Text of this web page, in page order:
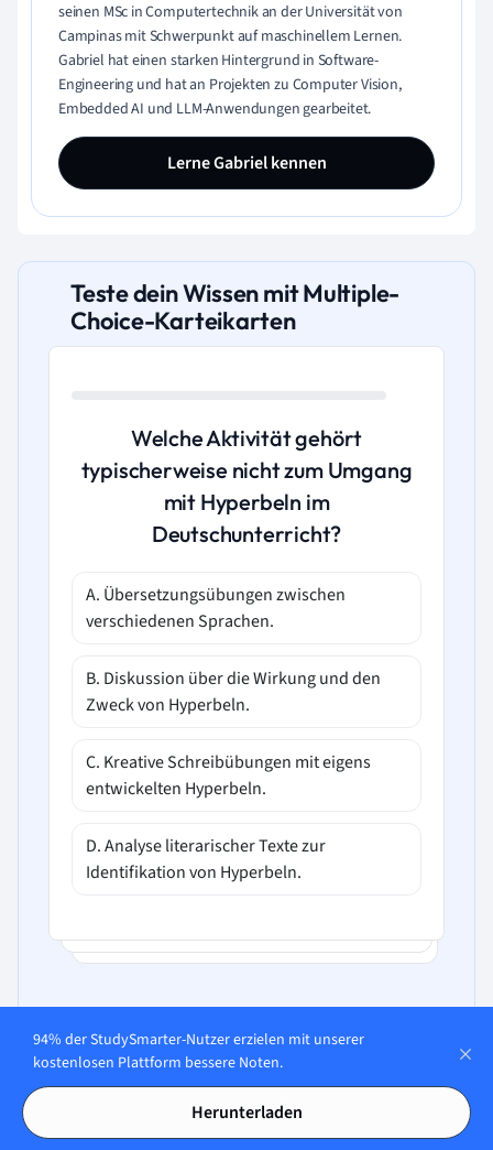
seinen MSc in Computertechnik an der Universität von
Campinas mit Schwerpunkt auf maschinellem Lernen.
Gabriel hat einen starken Hintergrund in Software-
Engineering und hat an Projekten zu Computer Vision,
Embedded AI und LLM-Anwendungen gearbeitet.
Lerne Gabriel kennen
Teste dein Wissen mit Multiple-
Choice-Karteikarten
Welche Aktivität gehört
typischerweise nicht zum Umgang
mit Hyperbeln im
Deutschunterricht?
A. Übersetzungsübungen zwischen
verschiedenen Sprachen.
B. Diskussion über die Wirkung und den
Zweck von Hyperbeln.
C. Kreative Schreibübungen mit eigens
entwickelten Hyperbeln.
D. Analyse literarischer Texte zur
Identifikation von Hyperbeln.
In unserer App öffnen
94% der StudySmarter-Nutzer erzielen mit unserer
kostenlosen Plattform bessere Noten.
Herunterladen